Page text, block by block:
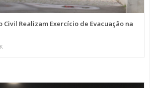
Realizam Exercício de Evacuação na